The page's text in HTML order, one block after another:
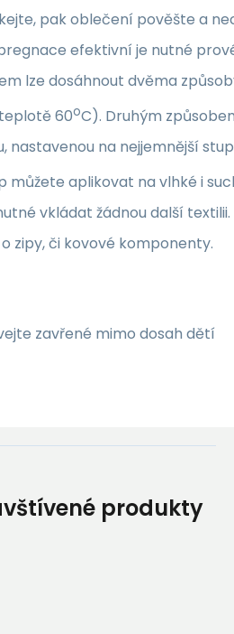
pak oblečení pověšte a
efektivní je nutné
lze dosáhnout dvěma
60oC). Druhým
nastavenou na nejjemnější
můžete aplikovat na vlhké i
vkládat žádnou další
zipy, či kovové komponenty.
zavřené mimo dosah dětí
produkty